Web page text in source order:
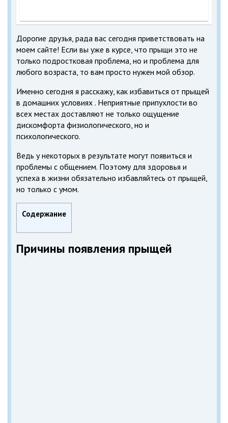
Дорогие друзья, рада вас сегодня приветствовать на
моем сайте! Если вы уже в курсе, что прыщи это не
только подростковая проблема, но и проблема для
любого возраста, то вам просто нужен мой обзор.
Именно сегодня я расскажу, как избавиться от прыщей
в домашних условиях . Неприятные припухлости во
всех местах доставляют не только ощущение
дискомфорта физиологического, но и
психологического.
Ведь у некоторых в результате могут появиться и
проблемы с общением. Поэтому для здоровья и
успеха в жизни обязательно избавляйтесь от прыщей,
но только с умом.
Содержание
Причины появления прыщей